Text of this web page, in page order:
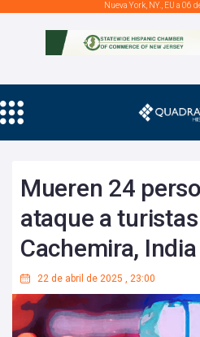
Nueva York, NY., EU a 06
Mueren 24
ataque a
Cachemira, India
22 de abril de 2025 , 23:00